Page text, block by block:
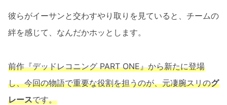
彼らがイーサンと交わすやり取りを見ていると、チームの
絆を感じて、なんだかホッとします。
前作『デッドレコニング PART ONE』から新たに登場
し、今回の物語で重要な役割を担うのが、元凄腕スリのグ
レースです。